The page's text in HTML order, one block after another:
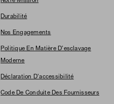
Durabilité
Nos Engagements
Politique En Matière D'esclavage
Moderne
Déclaration D'accessibilité
Code De Conduite Des Fournisseurs